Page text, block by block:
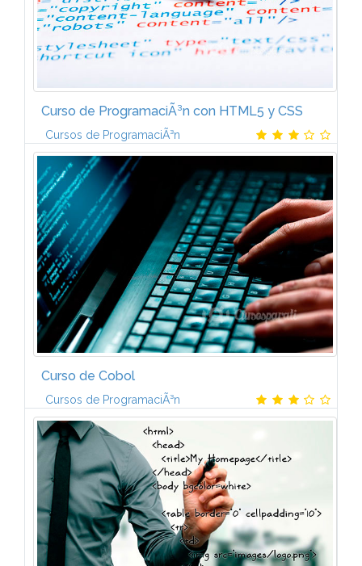
Curso de ProgramaciÃ³n con HTML5 y CSS
Cursos de ProgramaciÃ³n
Estructura de documentos en HTML Estructura del
cÃ³digo HMTL. Novedades en HMTL5. MigraciÃ³n de
HMTL4 a HMTL5. Formularios en HTML5. Hojas de...
Curso de Cobol
Cursos de ProgramaciÃ³n
1. LENGUAJE DE PROGRAMACIÃN COBOL:
ASPECTOS GENERALESLenguaje de presentaciÃ³n
COBOL: PresentaciÃ³n. Componentes del lenguaje
COBOL. La sintaxis del lenguaje COBOL.2.
ESTRUCTURA...